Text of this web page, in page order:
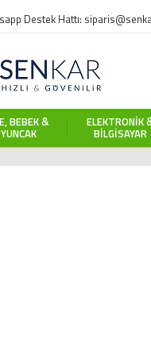
Destek Hattı:
BEBEK & ELEKTRONIK
BILGISAYAR